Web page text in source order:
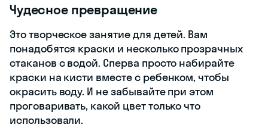
Чудесное превращение
Это творческое занятие для детей. Вам
понадобятся краски и несколько прозрачных
стаканов с водой. Сперва просто набирайте
краски на кисти вместе с ребенком, чтобы
окрасить воду. И не забывайте при этом
проговаривать, какой цвет только что
использовали.